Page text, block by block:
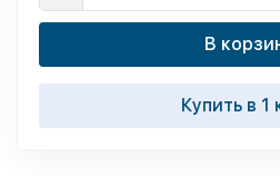
В
Купить в 1